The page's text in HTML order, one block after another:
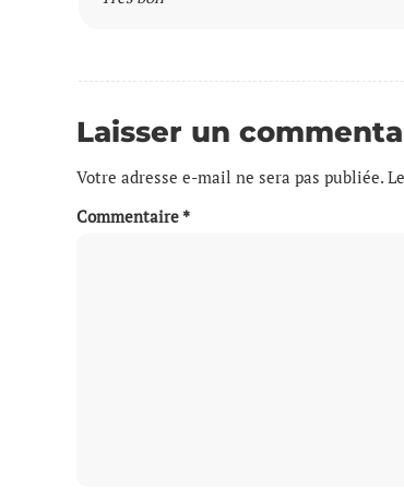
Laisser un
Votre adresse e-mail ne sera pas publiée.
Commentaire *